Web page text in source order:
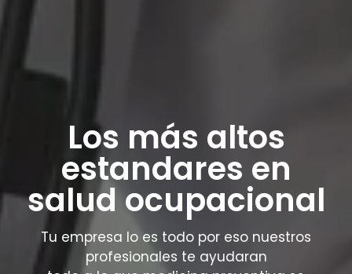
Los más altos
estandares en
salud ocupacional
Tu empresa lo es todo por eso nuestros
profesionales te ayudaran